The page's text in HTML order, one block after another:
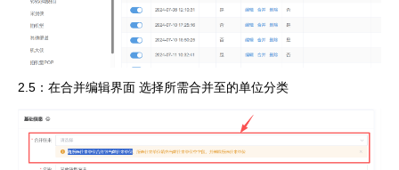
2.5：在合并编辑界面 选择所需合并至的单位分类